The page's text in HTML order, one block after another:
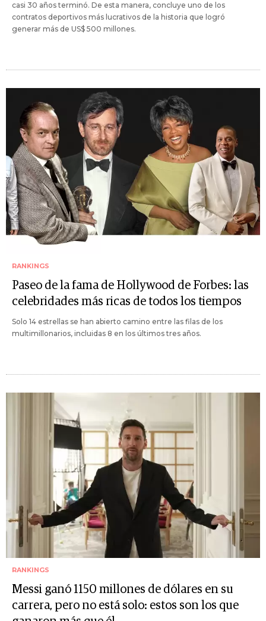
casi 30 años terminó. De esta manera, concluye uno de los
contratos deportivos más lucrativos de la historia que logró
generar más de US$ 500 millones.
RANKINGS
Paseo de la fama de Hollywood de Forbes: las
celebridades más ricas de todos los tiempos
Solo 14 estrellas se han abierto camino entre las filas de los
multimillonarios, incluidas 8 en los últimos tres años.
RANKINGS
Messi ganó 1150 millones de dólares en su
carrera, pero no está solo: estos son los que